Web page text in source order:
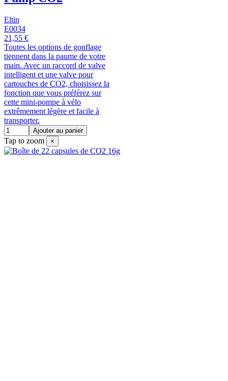
Eltin
E0034
21,55 €
Toutes les options de gonflage
tiennent dans la paume de votre
main. Avec un raccord de valve
intelligent et une valve pour
cartouches de CO2, choisissez la
fonction que vous préférez sur
cette mini-pompe à vélo
extrêmement légère et facile à
transporter.
Ajouter au panier
Tap to zoom ×